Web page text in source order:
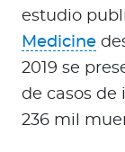
estudio
Medicine
2019 se
de casos de
236 mil